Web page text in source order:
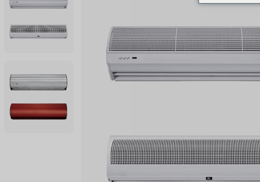
БЫТОВЫЕ
ОЧИСТИТЕЛЬ